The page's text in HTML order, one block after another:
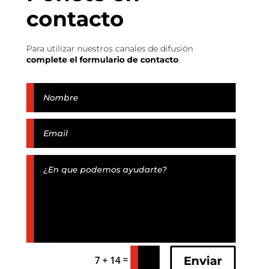
contacto
Para utilizar nuestros canales de difusión
complete el formulario de contacto.
7 + 14= Enviar